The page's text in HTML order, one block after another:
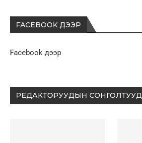
FACEBOOK ДЭЭР
Facebook дээр
РЕДАКТОРУУДЫН СОНГОЛТУУД